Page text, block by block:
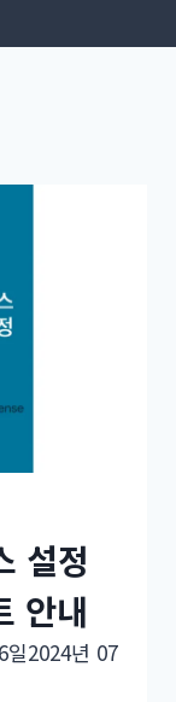
설정
안내
일2024년 07